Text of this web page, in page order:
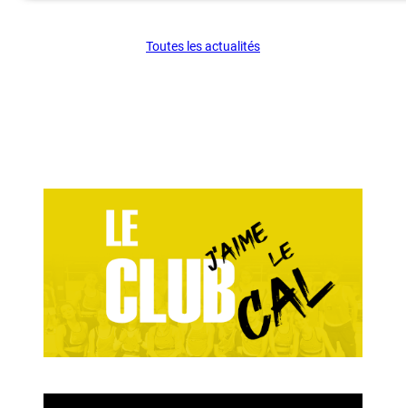
Toutes les actualités